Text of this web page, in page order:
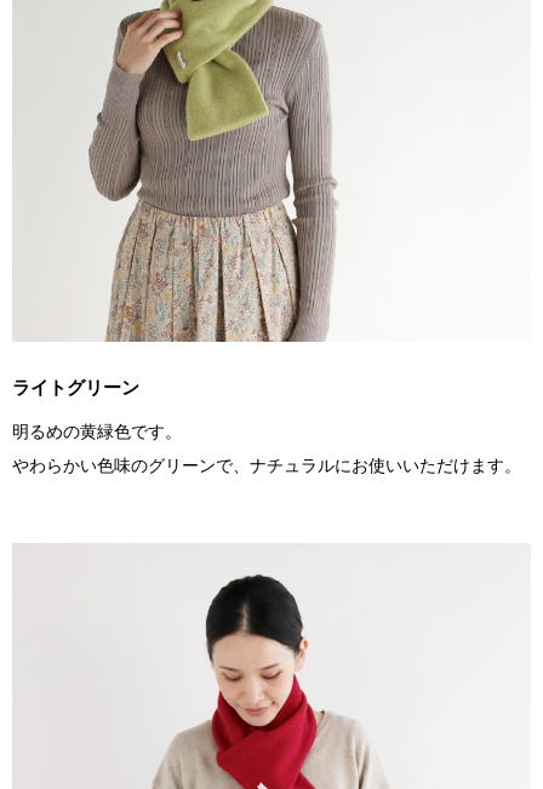
ライトグリーン
明るめの黄緑色です。
やわらかい色味のグリーンで、ナチュラルにお使いいただけます。